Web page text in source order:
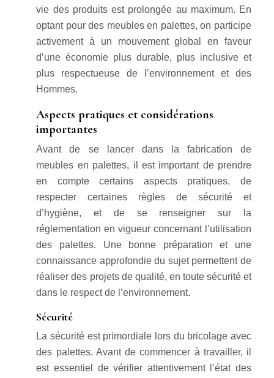
vie des produits est prolongée au maximum. En
optant pour des meubles en palettes, on participe
activement à un mouvement global en faveur
d’une économie plus durable, plus inclusive et
plus respectueuse de l’environnement et des
Hommes.
Aspects pratiques et considérations
importantes
Avant de se lancer dans la fabrication de
meubles en palettes, il est important de prendre
en compte certains aspects pratiques, de
respecter certaines règles de sécurité et
d’hygiène, et de se renseigner sur la
réglementation en vigueur concernant l’utilisation
des palettes. Une bonne préparation et une
connaissance approfondie du sujet permettent de
réaliser des projets de qualité, en toute sécurité et
dans le respect de l’environnement.
Sécurité
La sécurité est primordiale lors du bricolage avec
des palettes. Avant de commencer à travailler, il
est essentiel de vérifier attentivement l’état des